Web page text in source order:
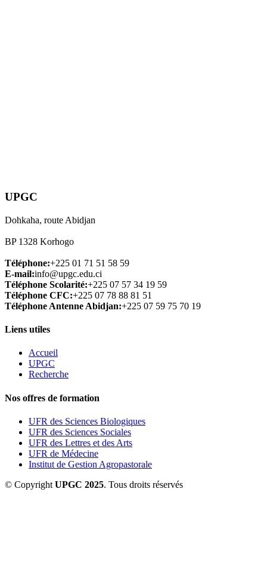
UPGC
Dohkaha, route Abidjan
BP 1328 Korhogo
Téléphone:+225 01 71 51 58 59
E-mail:info@upgc.edu.ci
Téléphone Scolarité:+225 07 57 34 19 59
Téléphone CFC:+225 07 78 88 81 51
Téléphone Antenne Abidjan:+225 07 59 75 70 19
Liens utiles
Accueil
UPGC
Recherche
Nos offres de formation
UFR des Sciences Biologiques
UFR des Sciences Sociales
UFR des Lettres et des Arts
UFR de Médecine
Institut de Gestion Agropastorale
© Copyright UPGC 2025. Tous droits réservés